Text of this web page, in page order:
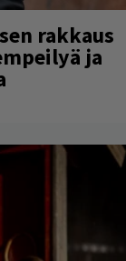
rakkaus
ja